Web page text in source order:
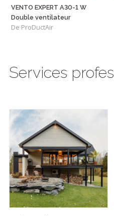
VENTO EXPERT A30-1 W
Double ventilateur
De ProDuctAir
Services